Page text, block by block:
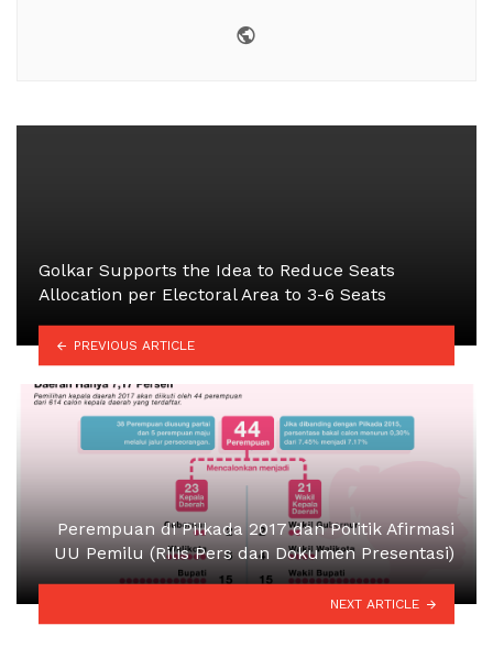
Golkar Supports the Idea to Reduce Seats
Allocation per Electoral Area to 3-6 Seats
PREVIOUS ARTICLE
Perempuan di Pilkada 2017 dan Politik Afirmasi
UU Pemilu (Rilis Pers dan Dokumen Presentasi)
NEXT ARTICLE